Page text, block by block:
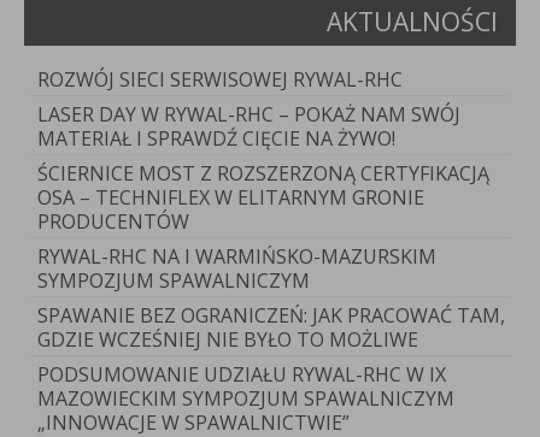
AKTUALNOŚCI
ROZWÓJ SIECI SERWISOWEJ RYWAL-RHC
LASER DAY W RYWAL-RHC – POKAŻ NAM SWÓJ
MATERIAŁ I SPRAWDŹ CIĘCIE NA ŻYWO!
ŚCIERNICE MOST Z ROZSZERZONĄ CERTYFIKACJĄ
OSA – TECHNIFLEX W ELITARNYM GRONIE
PRODUCENTÓW
RYWAL-RHC NA I WARMIŃSKO-MAZURSKIM
SYMPOZJUM SPAWALNICZYM
SPAWANIE BEZ OGRANICZEŃ: JAK PRACOWAĆ TAM,
GDZIE WCZEŚNIEJ NIE BYŁO TO MOŻLIWE
PODSUMOWANIE UDZIAŁU RYWAL-RHC W IX
MAZOWIECKIM SYMPOZJUM SPAWALNICZYM
„INNOWACJE W SPAWALNICTWIE”